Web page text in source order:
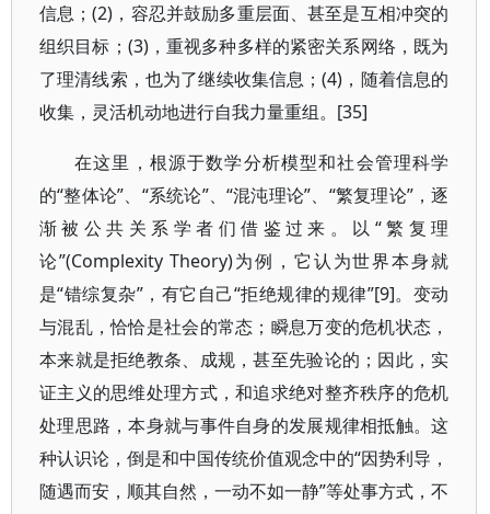
信息；(2)，容忍并鼓励多重层面、甚至是互相冲突的
组织目标；(3)，重视多种多样的紧密关系网络，既为
了理清线索，也为了继续收集信息；(4)，随着信息的
收集，灵活机动地进行自我力量重组。[35]
在这里，根源于数学分析模型和社会管理科学
的“整体论”、“系统论”、“混沌理论”、“繁复理论”，逐
渐被公共关系学者们借鉴过来。以“繁复理
论”(Complexity Theory)为例，它认为世界本身就
是“错综复杂”，有它自己“拒绝规律的规律”[9]。变动
与混乱，恰恰是社会的常态；瞬息万变的危机状态，
本来就是拒绝教条、成规，甚至先验论的；因此，实
证主义的思维处理方式，和追求绝对整齐秩序的危机
处理思路，本身就与事件自身的发展规律相抵触。这
种认识论，倒是和中国传统价值观念中的“因势利导，
随遇而安，顺其自然，一动不如一静”等处事方式，不